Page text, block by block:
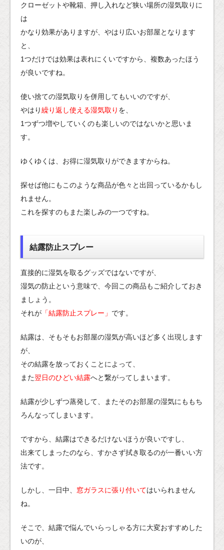
クローゼットや靴箱、押し入れなど狭い場所の湿気取りに
は
かなり効果がありますが、やはり広いお部屋となります
と、
1つだけでは効果は表れにくいですから、複数あったほう
が良いですね。
使い捨ての湿気取りを併用してもいいのですが、
やはり繰り返し使える湿気取り を、
1つずつ増やしていくのも楽しいのではないかと思いま
す。
ゆくゆくは、お得に湿気取りができますからね。
探せば他にもこのような商品が色々と出回っているかもし
れません。
これを探すのもまた楽しみの一つですね。
結露防止スプレー
直接的に湿気を取るグッズではないですが、
湿気の防止という意味で、今回この商品もご紹介しておき
ましょう。
それが 「結露防止スプレー」 です。
結露は、そもそもお部屋の湿気が高いほど多く出現します
が、
その結露を放っておくことによって、
また翌日のひどい結露へと繋がってしまいます。
結露が少しずつ蒸発して、またそのお部屋の湿気にももち
ろんなってしまいます。
ですから、結露はできるだけないほうが良いですし、
出来てしまったのなら、すかさず拭き取るのが一番いい方
法です。
しかし、一日中、 窓ガラスに張り付いてはいられません
ね。
そこで、結露で悩んでいらっしゃる方に大変おすすめした
いのが、